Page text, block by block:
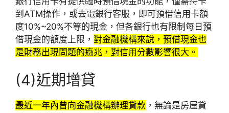
到ATM操作，或去電銀行客服，即可預借信用卡額
度10%~20%不等的現金，但各銀行也有限制每日預
借現金的額度上限， 對金融機構來說，預借現金也
是財務出現問題的癥兆，對信用分數影響很大。
(4)近期增貸
最近一年內曾向金融機構辦理貸款 ，無論是房屋貸